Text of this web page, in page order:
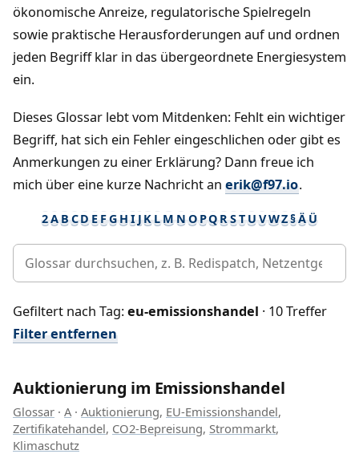
ökonomische Anreize, regulatorische Spielregeln
sowie praktische Herausforderungen auf und ordnen
jeden Begriff klar in das übergeordnete Energiesystem
ein.
Dieses Glossar lebt vom Mitdenken: Fehlt ein wichtiger
Begriff, hat sich ein Fehler eingeschlichen oder gibt es
Anmerkungen zu einer Erklärung? Dann freue ich
mich über eine kurze Nachricht an erik@f97.io.
2A B CD E FG H I J K L M N O PQ R ST U VWZ§Ä Ü
Gefiltert nach Tag:eu-emissionshandel · 10 Treffer
Filter entfernen
Auktionierung im Emissionshandel
Glossar · A · Auktionierung, EU-Emissionshandel,
Zertifikatehandel, CO2-Bepreisung, Strommarkt,
Klimaschutz